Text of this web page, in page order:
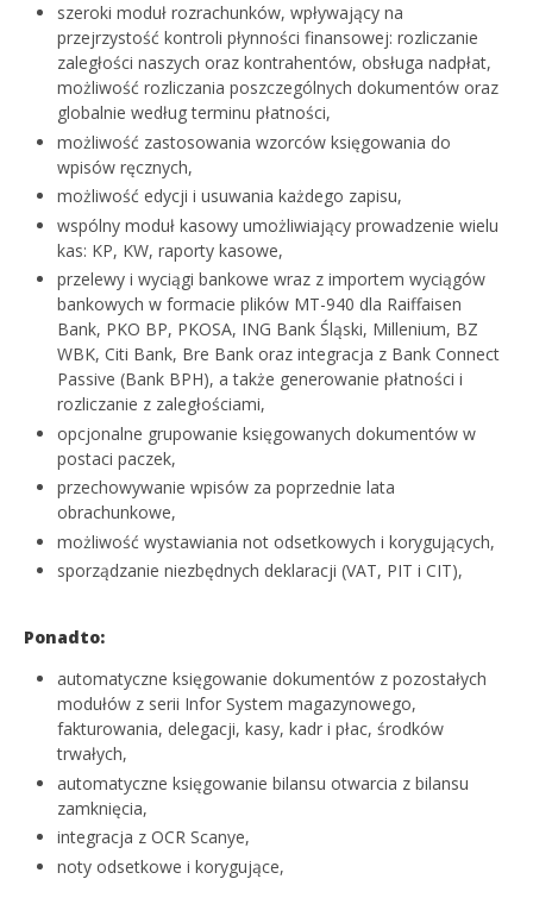
szeroki moduł rozrachunków, wpływający na
przejrzystość kontroli płynności finansowej: rozliczanie
zaległości naszych oraz kontrahentów, obsługa nadpłat,
możliwość rozliczania poszczególnych dokumentów oraz
globalnie według terminu płatności,
możliwość zastosowania wzorców księgowania do
wpisów ręcznych,
możliwość edycji i usuwania każdego zapisu,
wspólny moduł kasowy umożliwiający prowadzenie wielu
kas: KP, KW, raporty kasowe,
przelewy i wyciągi bankowe wraz z importem wyciągów
bankowych w formacie plików MT-940 dla Raiffaisen
Bank, PKO BP, PKOSA, ING Bank Śląski, Millenium, BZ
WBK, Citi Bank, Bre Bank oraz integracja z Bank Connect
Passive (Bank BPH), a także generowanie płatności i
rozliczanie z zaległościami,
opcjonalne grupowanie księgowanych dokumentów w
postaci paczek,
przechowywanie wpisów za poprzednie lata
obrachunkowe,
możliwość wystawiania not odsetkowych i korygujących,
sporządzanie niezbędnych deklaracji (VAT, PIT i CIT),
Ponadto:
automatyczne księgowanie dokumentów z pozostałych
modułów z serii Infor System magazynowego,
fakturowania, delegacji, kasy, kadr i płac, środków
trwałych,
automatyczne księgowanie bilansu otwarcia z bilansu
zamknięcia,
integracja z OCR Scanye,
noty odsetkowe i korygujące,